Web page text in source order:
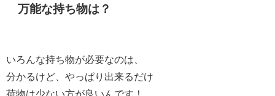
万能な持ち物は？
いろんな持ち物が必要なのは、
分かるけど、やっぱり出来るだけ
荷物は少ない方が良いんです！